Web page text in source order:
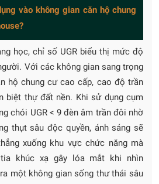
vào không gian căn hộ chung
học, chỉ số UGR biểu thị mức độ
Với các không gian sang trọng
hộ chung cư cao cấp, cao độ trần
biệt thự đất nền. Khi sử dụng cụm
chói UGR < 9 đèn âm trần đôi nhờ
thụt sâu độc quyền, ánh sáng sẽ
xuống khu vực chức năng mà
khúc xạ gây lóa mắt khi nhìn
một không gian sống thư thái sâu